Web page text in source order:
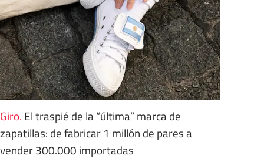
Giro. El traspié de la “última” marca de
zapatillas: de fabricar 1 millón de pares a
vender 300.000 importadas